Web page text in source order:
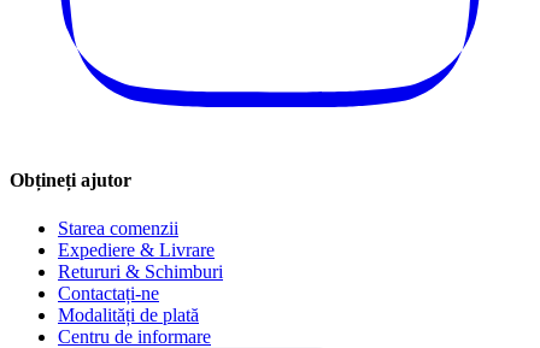
Obțineți ajutor
Starea comenzii
Expediere & Livrare
Retururi & Schimburi
Contactați-ne
Modalități de plată
Centru de informare